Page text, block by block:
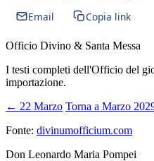
Email
Copia link
Officio Divino & Santa Messa
I testi completi dell'Officio del
importazione.
← 22 Marzo Torna a Marzo
Fonte: divinumofficium.com
Don Leonardo Maria Pompei